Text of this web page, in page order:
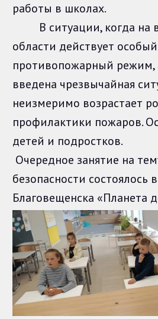
работы в школах.
В ситуации, когда на
области действует особый
противопожарный режим,
введена чрезвычайная
неизмеримо возрастает
профилактики пожаров.
детей и
Очередное занятие на
безопасности состоялось
Благовещенска «Планета